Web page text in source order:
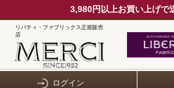
3,980円以上お買い上げで
リバティ・ファブリックス正規販売
店
ログイン